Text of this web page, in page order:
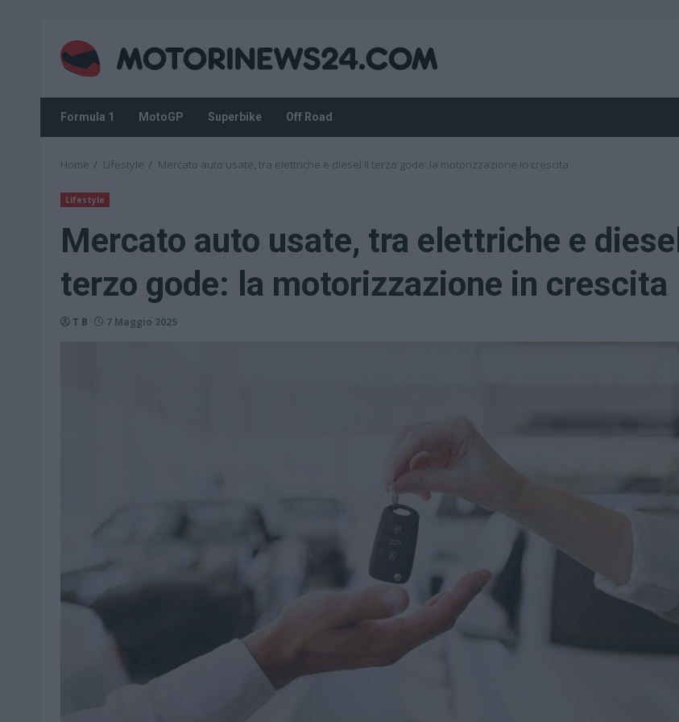
content
Formula 1 MotoGP Superbike Off Road
Home Lifestyle Mercato auto usate, tra elettriche e diesel il terzo gode: la motorizzazione in crescita
Lifestyle
Mercato auto usate, tra elettriche e
terzo gode: la motorizzazione in crescita
T B 7 Maggio 2025